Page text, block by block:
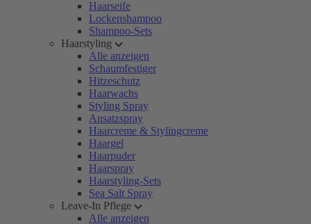
Haarseife
Lockenshampoo
Shampoo-Sets
Haarstyling
Alle anzeigen
Schaumfestiger
Hitzeschutz
Haarwachs
Styling Spray
Ansatzspray
Haarcreme & Stylingcreme
Haargel
Haarpuder
Haarspray
Haarstyling-Sets
Sea Salt Spray
Leave-In Pflege
Alle anzeigen